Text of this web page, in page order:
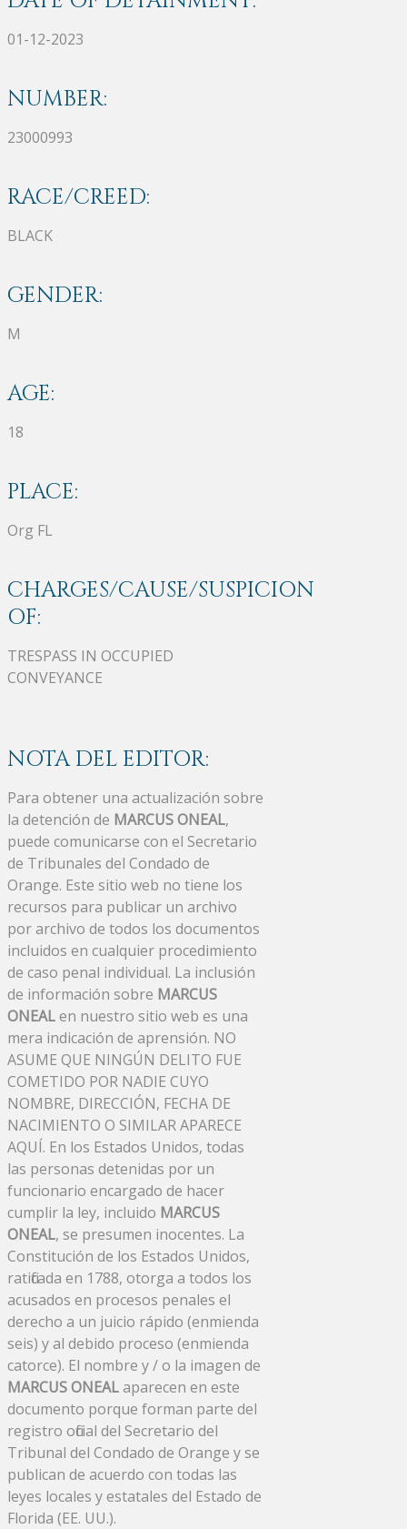
01-12-2023
NUMBER:
23000993
RACE/CREED:
BLACK
GENDER:
M
AGE:
18
PLACE:
Org FL
CHARGES/CAUSE/SUSPICION
OF:
TRESPASS IN OCCUPIED
CONVEYANCE
NOTA DEL EDITOR:
Para obtener una actualización sobre
la detención de MARCUS ONEAL,
puede comunicarse con el Secretario
de Tribunales del Condado de
Orange. Este sitio web no tiene los
recursos para publicar un archivo
por archivo de todos los documentos
incluidos en cualquier procedimiento
de caso penal individual. La inclusión
de información sobre MARCUS
ONEALen nuestro sitio web es una
mera indicación de aprensión. NO
ASUME QUE NINGÚN DELITO FUE
COMETIDO POR NADIE CUYO
NOMBRE, DIRECCIÓN, FECHA DE
NACIMIENTO O SIMILAR APARECE
AQUÍ. En los Estados Unidos, todas
las personas detenidas por un
funcionario encargado de hacer
cumplir la ley, incluido MARCUS
ONEAL, se presumen inocentes. La
Constitución de los Estados Unidos,
ratificada en 1788, otorga a todos los
acusados ​​en procesos penales el
derecho a un juicio rápido (enmienda
seis) y al debido proceso (enmienda
catorce). El nombre y / o la imagen de
MARCUS ONEALaparecen en este
documento porque forman parte del
registro oficial del Secretario del
Tribunal del Condado de Orange y se
publican de acuerdo con todas las
leyes locales y estatales del Estado de
Florida (EE. UU.).